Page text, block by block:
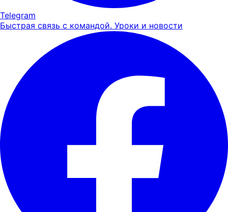
Telegram
Быстрая связь с командой. Уроки и новости